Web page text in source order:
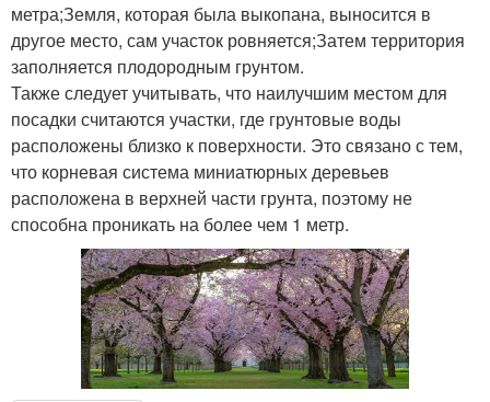
метра;Земля, которая была выкопана, выносится в
другое место, сам участок ровняется;Затем территория
заполняется плодородным грунтом.
Также следует учитывать, что наилучшим местом для
посадки считаются участки, где грунтовые воды
расположены близко к поверхности. Это связано с тем,
что корневая система миниатюрных деревьев
расположена в верхней части грунта, поэтому не
способна проникать на более чем 1 метр.